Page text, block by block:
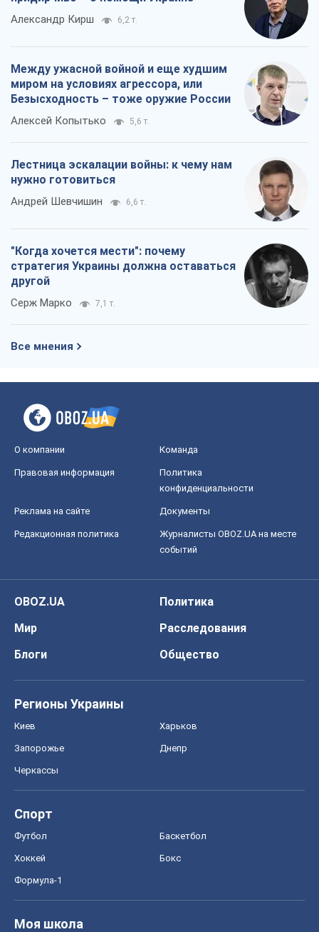
Александр Кирш 6,2 т.
Между ужасной войной и еще худшим
миром на условиях агрессора, или
Безысходность – тоже оружие России
Алексей Копытько 5,6 т.
Лестница эскалации войны: к чему нам
нужно готовиться
Андрей Шевчишин 6,6 т.
"Когда хочется мести": почему
стратегия Украины должна оставаться
другой
Серж Марко 7,1 т.
Все мнения
О компании Команда
Правовая информация
Политика
конфиденциальности
Реклама на сайте Документы
Редакционная политика
Журналисты OBOZ.UA на месте
событий
OBOZ.UA
Политика
Мир
Расследования
Блоги
Общество
Регионы Украины
Киев Харьков
Запорожье Днепр
Черкассы
Спорт
Футбол Баскетбол
Хоккей Бокс
Формула-1
Моя школа